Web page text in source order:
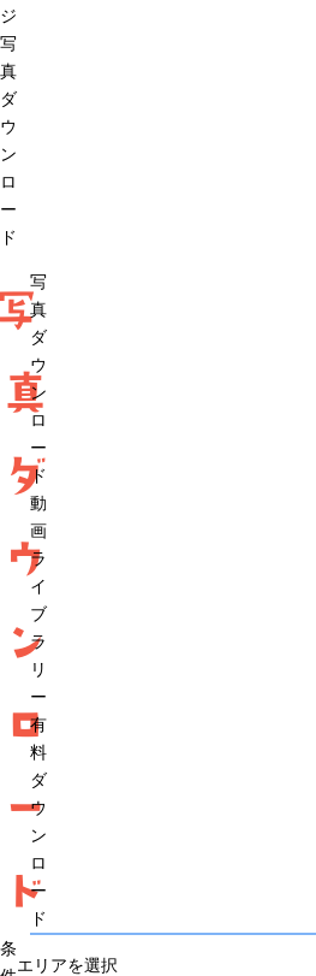
ジ
写
真
ダ
ウ
ン
ロ
ー
ド
真
ダ
ウ
ン
ロ
ー
ド
写
真
ダ
ウ
ン
ロ
ー
ド
動
画
ラ
イ
ブ
ラ
リ
ー
有
料
ダ
ウ
ン
ロ
ー
ド
条
エリアを選択